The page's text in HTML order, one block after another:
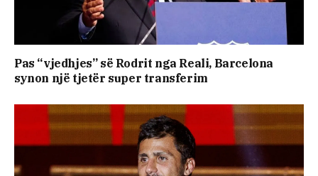
Pas “vjedhjes” së Rodrit nga Reali, Barcelona
synon një tjetër super transferim